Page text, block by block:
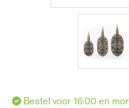
Bestel voor 16:00 en